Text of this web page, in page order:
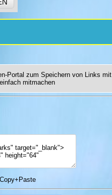
Portal zum Speichern von Links mit
mitmachen